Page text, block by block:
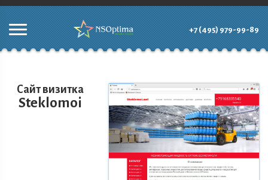
+7 (495) 979-99-89
Сайт визитка
Steklomoi